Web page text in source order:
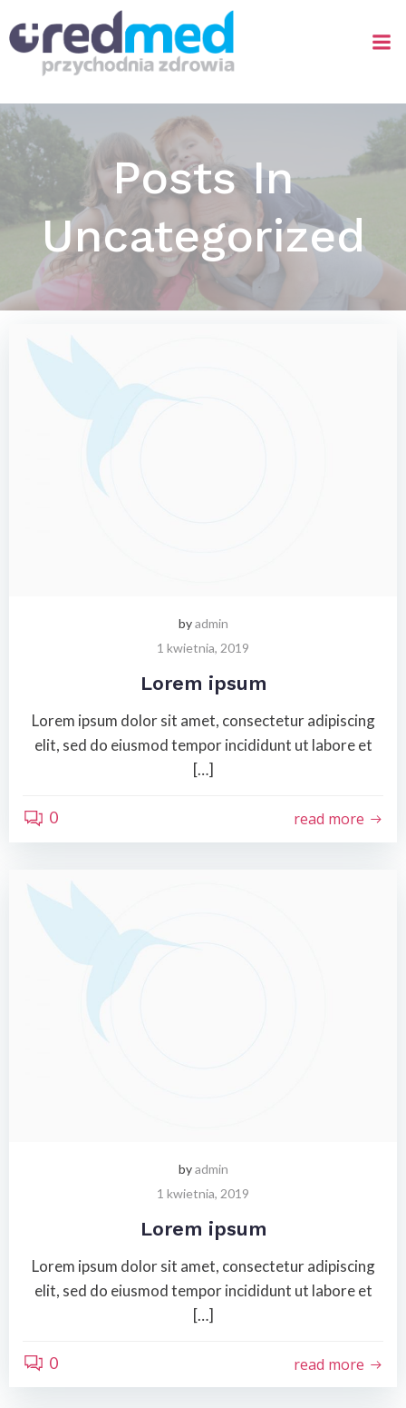
Skip
to
content
Posts In
Uncategorized
byadmin
1 kwietnia, 2019
Lorem ipsum
Lorem ipsum dolor sit amet, consectetur adipiscing
elit, sed do eiusmod tempor incididunt ut labore et
[…]
0 read more
byadmin
1 kwietnia, 2019
Lorem ipsum
Lorem ipsum dolor sit amet, consectetur adipiscing
elit, sed do eiusmod tempor incididunt ut labore et
[…]
0 read more